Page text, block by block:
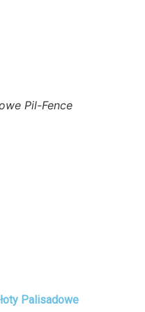
Pil-Fence
Palisadowe